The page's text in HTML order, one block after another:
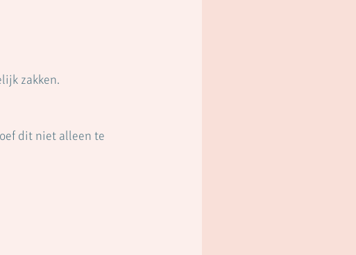
zakken.
dit niet alleen te